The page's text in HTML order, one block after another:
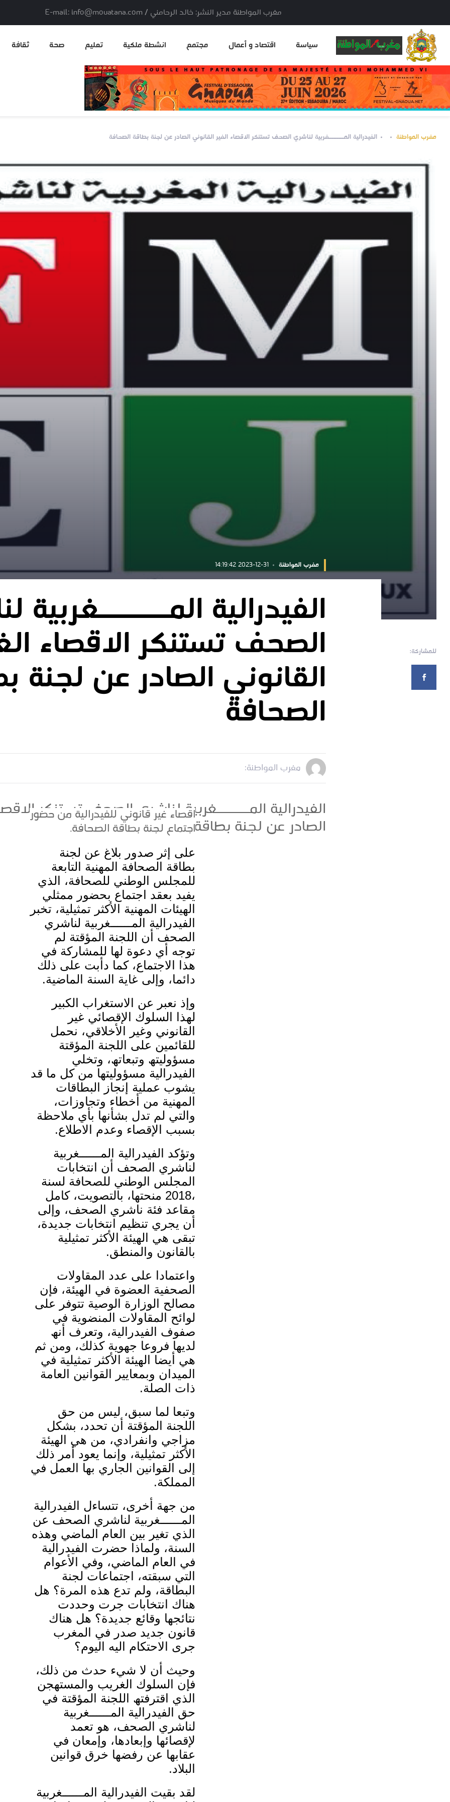
مغرب المواطنة مدير النشر: خالد الرحامني / E-mail: info@mouatana.com
سياسة اقتصاد و أعمال مجتمع انشطة ملكية تعليم صحة ثقافة
مغرب المواطنة الفيدرالية المــــــغربية لناشري الصحف تستنكر الاقصاء الغير القانوني الصادر عن لجنة بطاقة الصحافة
مغرب المواطنة 2023-12-31 14:19:42
للمشاركة:
الفيدرالية المــــــغربية
الصحف تستنكر الاقصاء
القانوني الصادر عن لجنة
الصحافة
مغرب المواطنة:
الفيدرالية المــــــغربية لناشري الصحف تستنكر
الصادر عن لجنة بطاقة الصحافةاقصاء غیر قانوني للفیدرالیة من حضور
اجتماع لجنة بطاقة الصحافة.
على إثر صدور بلاغ عن لجنة
بطاقة الصحافة المھنیة التابعة
للمجلس الوطني للصحافة،
الذي
یفید بعقد اجتماع بحضور ممثلي
الھیئات المھنیة الأكثر تمثیلیة، تخبر
الفیدرالیة
المــــــغربیة لناشري
الصحف أن اللجنة المؤقتة لم
توجه أي دعوة لھا للمشاركة في
ھذا الاجتماع، كما دأبت على ذلك
دائما، وإلى غایة السنة الماضیة.
وإذ نعبر عن الاستغراب الكبیر
لھذا السلوك الإقصائي غیر
القانوني وغیر الأخلاقي، نحمل
للقائمین على اللجنة المؤقتة
مسؤولیتھ وتبعاتھ، وتخلي
الفیدرالیة مسؤولیتھا من كل ما قد
یشوب عملیة إنجاز البطاقات
المھنیة من أخطاء وتجاوزات،
والتي لم تدل بشأنھا بأي ملاحظة
بسبب الإقصاء وعدم الاطلاع.
وتؤكد الفیدرالیة المــــــغربیة
لناشري الصحف أن انتخابات
المجلس الوطني للصحافة لسنة
،2018 منحتھا، بالتصویت، كامل
مقاعد فئة ناشري الصحف، وإلى
أن یجري تنظیم انتخابات جدیدة،
تبقى ھي الھیئة الأكثر تمثیلیة
بالقانون والمنطق.
واعتمادا على عدد المقاولات
الصحفیة العضوة في الھیئة، فإن
مصالح الوزارة الوصیة تتوفر على
لوائح المقاولات المنضویة في
صفوف الفیدرالیة، وتعرف أنھ
لدیھا فروعا جھویة كذلك، ومن ثم
ھي أیضا الھیئة الأكثر تمثیلیة في
المیدان وبمعاییر القوانین العامة
ذات الصلة.
وتبعا لما سبق، لیس من حق
اللجنة المؤقتة أن تحدد، بشكل
مزاجي وانفرادي، من ھي الھیئة
الأكثر تمثیلیة، وإنما یعود أمر ذلك
إلى القوانین الجاري بھا العمل في
المملكة.
من جھة أخرى، تتساءل الفیدرالیة
المــــــغربیة لناشري الصحف عن
الذي تغیر بین العام الماضي وھذه
السنة، ولماذا حضرت الفیدرالیة
في العام الماضي، وفي الأعوام
التي سبقته، اجتماعات لجنة
البطاقة، ولم تدع ھذه المرة؟ ھل
ھناك انتخابات جرت وحددت
نتائجھا وقائع جدیدة؟ ھل ھناك
قانون جدید صدر في المغرب
جرى الاحتكام الیه الیوم؟
وحیث أن لا شيء حدث من ذلك،
فإن السلوك الغریب والمستھجن
الذي اقترفتھ اللجنة المؤقتة في
حق الفیدرالیة المــــــغربیة
لناشري الصحف، ھو تعمد
لإقصائھا وإبعادھا، وإمعان في
عقابھا عن رفضھا خرق قوانین
البلاد.
لقد بقیت الفیدرالیة المــــــغربیة